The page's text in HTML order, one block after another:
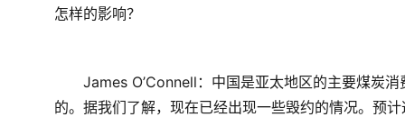
怎样的影响？
James O’Connell：中国是亚太地区的主要煤炭消
的。据我们了解，现在已经出现一些毁约的情况。预